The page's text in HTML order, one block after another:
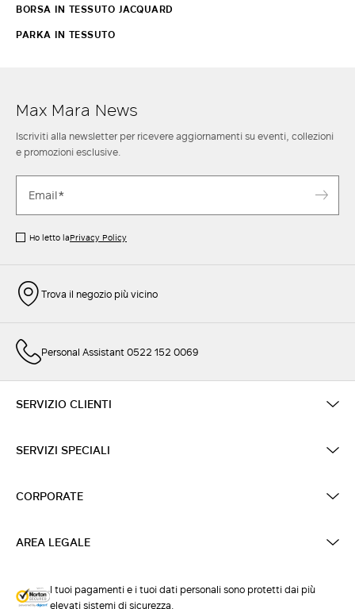
BORSA IN TESSUTO JACQUARD
PARKA IN TESSUTO
Max Mara News
Iscriviti alla newsletter per ricevere aggiornamenti su eventi, collezioni
e promozioni esclusive.
Ho letto laPrivacy Policy
Trova il negozio più vicino
Personal Assistant 0522 152 0069
SERVIZIO CLIENTI
SERVIZI SPECIALI
CORPORATE
AREA LEGALE
I tuoi pagamenti e i tuoi dati personali sono protetti dai più
elevati sistemi di sicurezza.